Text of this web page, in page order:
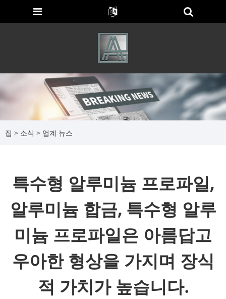
집 > 소식 > 업계 뉴스
특수형 알루미늄 프로파일,
알루미늄 합금, 특수형 알루
미늄 프로파일은 아름답고
우아한 형상을 가지며 장식
적 가치가 높습니다.